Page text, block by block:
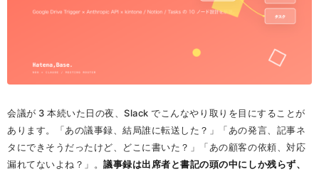
会議が 3 本続いた日の夜、Slack でこんなやり取りを目にすることが
あります。「あの議事録、結局誰に転送した？」「あの発言、記事ネ
タにできそうだったけど、どこに書いた？」「あの顧客の依頼、対応
漏れてないよね？」。議事録は出席者と書記の頭の中にしか残らず、